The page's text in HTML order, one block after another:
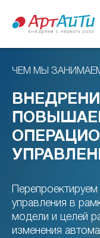
ЧЕМ МЫ
управления в
модели и целей
изменения
Оставить